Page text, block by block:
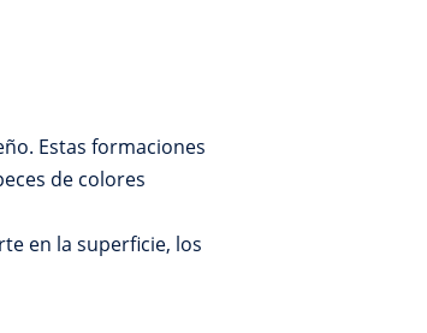
Estas formaciones
de colores
en la superficie, los